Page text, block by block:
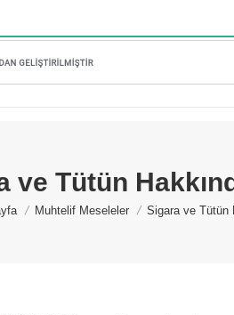
ve Tütün
here:
Muhtelif Meseleler Sigara ve Tütün